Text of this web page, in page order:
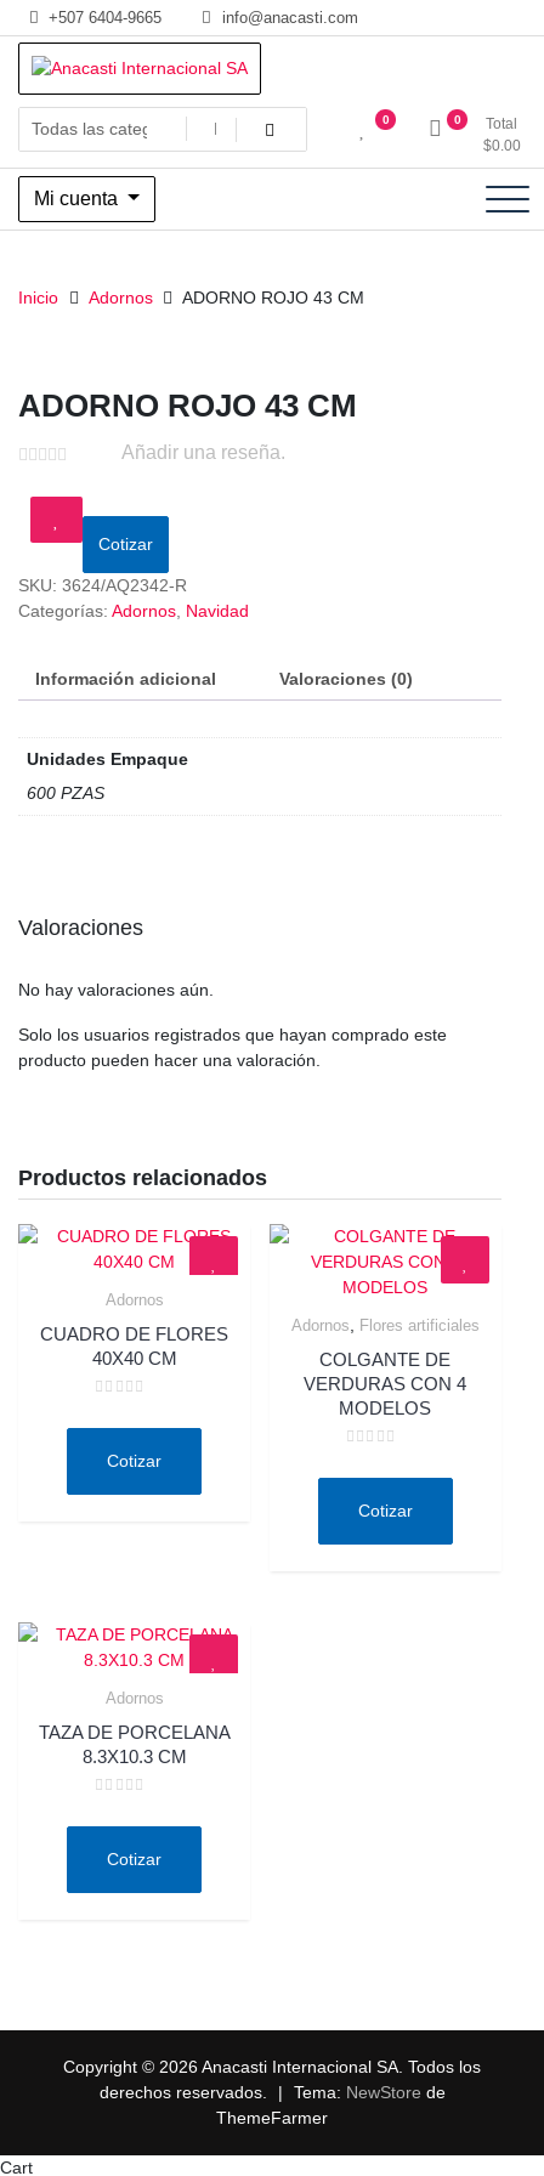
Saltar
al
contenido
+507 6404-9665 info@anacasti.com
Anacasti Internacional SA
Ventas de productos al por mayor de flores y plantas. juguetes,
navidad, religioso y adornos
0 0
Total
$0.00
Mi cuenta
Inicio Adornos ADORNO ROJO 43 CM
ADORNO ROJO 43 CM
Añadir una reseña.
Cotizar
SKU: 3624/AQ2342-R
Categorías: Adornos Navidad
Información adicional Valoraciones (0)
Unidades Empaque
600 PZAS
Valoraciones
No hay valoraciones aún.
Solo los usuarios registrados que hayan comprado este
producto pueden hacer una valoración.
Productos relacionados
Adornos
CUADRO DE FLORES
40X40 CM
deCotizar
Adornos, Flores artificiales
COLGANTE DE
VERDURAS CON 4
MODELOS
deCotizar
Adornos
TAZA DE PORCELANA
8.3X10.3 CM
deCotizar
Copyright © 2026 Anacasti Internacional SA. Todos los
derechos reservados.
| Tema: NewStore de
ThemeFarmer
Cart